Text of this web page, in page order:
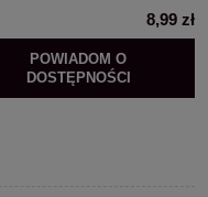
8,99 zł
POWIADOM O
DOSTĘPNOŚCI